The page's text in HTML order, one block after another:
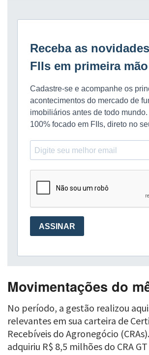
Movimentações do
No período, a gestão realizou
relevantes em sua carteira de
Recebíveis do Agronegócio
adquiriu R$ 8,5 milhões do CRA